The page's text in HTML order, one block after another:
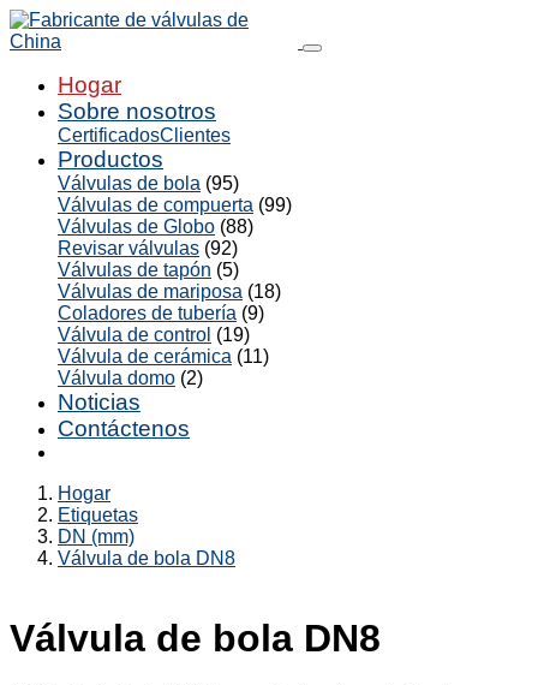
Hogar
Sobre nosotros
CertificadosClientes
Productos
Válvulas de bola (95)
Válvulas de compuerta (99)
Válvulas de Globo (88)
Revisar válvulas (92)
Válvulas de tapón (5)
Válvulas de mariposa (18)
Coladores de tubería (9)
Válvula de control (19)
Válvula de cerámica (11)
Válvula domo (2)
Noticias
Contáctenos
Hogar
Etiquetas
DN (mm)
Válvula de bola DN8
Válvula de bola DN8